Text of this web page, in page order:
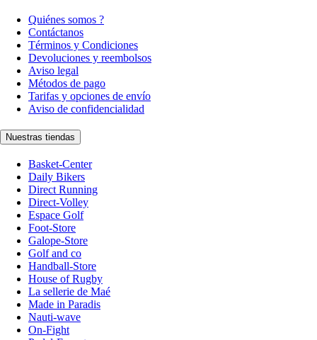
Quiénes somos ?
Contáctanos
Términos y Condiciones
Devoluciones y reembolsos
Aviso legal
Métodos de pago
Tarifas y opciones de envío
Aviso de confidencialidad
Nuestras tiendas
Basket-Center
Daily Bikers
Direct Running
Direct-Volley
Espace Golf
Foot-Store
Galope-Store
Golf and co
Handball-Store
House of Rugby
La sellerie de Maé
Made in Paradis
Nauti-wave
On-Fight